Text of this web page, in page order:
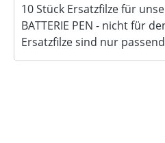
10 Stück Ersatzfilze für
BATTERIE PEN - nicht für
Ersatzfilze sind nur